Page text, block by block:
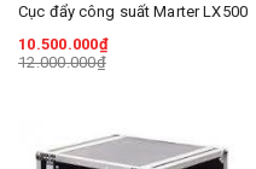
Cục đẩy công suất Marter LX500
10.500.000₫
12.000.000₫